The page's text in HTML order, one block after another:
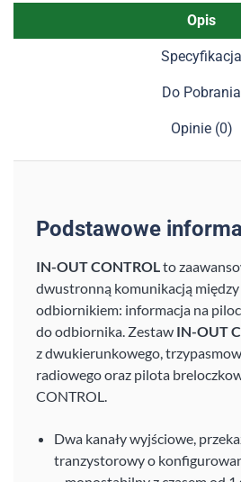
Opis
Specyfikacja
Do Pobrania
Opinie (0)
Podstawowe
IN-OUT CONTROLto
dwustronną komunikacją
odbiornikiem: informacja na
do odbiornika. Zestaw IN-OUT
z dwukierunkowego,
radiowego oraz pilota
CONTROL.
Dwa kanały wyjściowe,
tranzystorowy o